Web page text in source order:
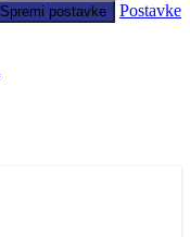
Spremi postavke Postavke